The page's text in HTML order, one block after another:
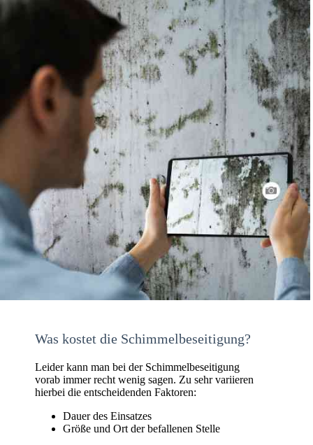
Was kostet die Schimmelbeseitigung?
Leider kann man bei der Schimmelbeseitigung
vorab immer recht wenig sagen. Zu sehr variieren
hierbei die entscheidenden Faktoren:
Dauer des Einsatzes
Größe und Ort der befallenen Stelle